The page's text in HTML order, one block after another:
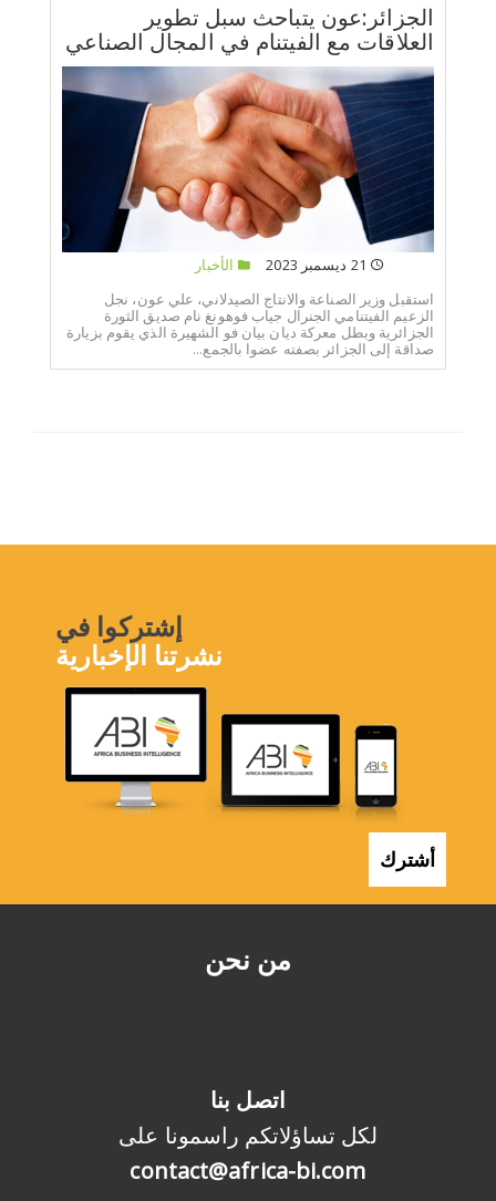
الجزائر:عون يتباحث سبل تطوير
العلاقات مع الفيتنام في المجال الصناعي
الأخبار
استقبل وزير الصناعة والانتاج الصيدلاني، علي عون، نجل
الزعيم الفيتنامي الجنرال جياب فوهونغ نام صديق الثورة
الجزائرية وبطل معركة ديان بيان فو الشهيرة الذي يقوم بزيارة
صداقة إلى الجزائر بصفته عضوا بالجمع...
من نحن
اتصل بنا
لكل تساؤلاتكم راسمونا على
contact@africa-bi.com
إشتركوا في
نشرتنا الإخبارية
أشترك